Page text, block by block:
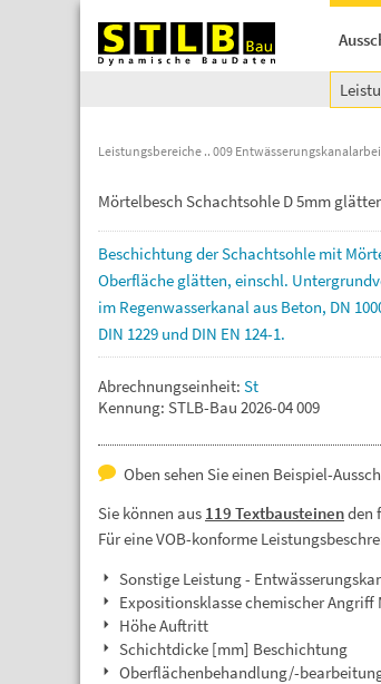
Leistungsbereiche 009
Mörtelbesch Schachtsohle D 5mm
BeschichtungderSchachtsohle mit
Oberfläche glätten, einschl.
im Regenwasserkanalaus Beton, DN
DIN 1229 und DIN EN 124-1.
Abrechnungseinheit: St
Kennung: STLB-Bau 2026-04 009
Oben sehen Sie einen Beispiel-
Sie können aus 119 Textbausteinenden
Für eine VOB-konforme
Sonstige Leistung -
Expositionsklasse chemischer Angriff
Höhe Auftritt
Schichtdicke [mm] Beschichtung
Oberflächenbehandlung/-